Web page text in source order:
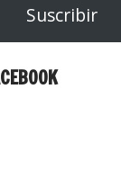
Suscribir